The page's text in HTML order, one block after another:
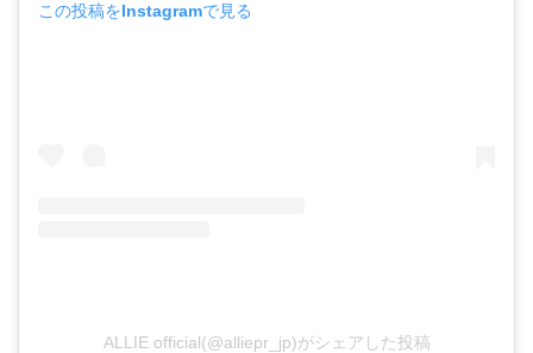
この投稿をInstagramで見る
ALLIE official(@alliepr_jp)がシェアした投稿